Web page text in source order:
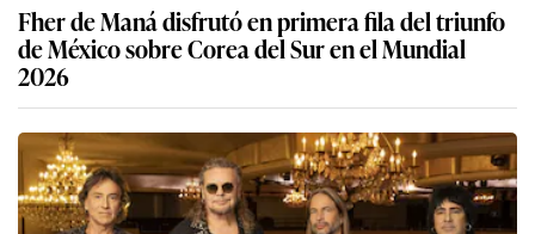
Fher de Maná disfrutó en primera fila del triunfo
de México sobre Corea del Sur en el Mundial
2026